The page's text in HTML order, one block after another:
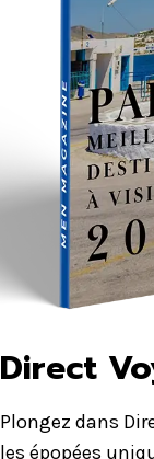
Direct
Plongez dans
les épopées